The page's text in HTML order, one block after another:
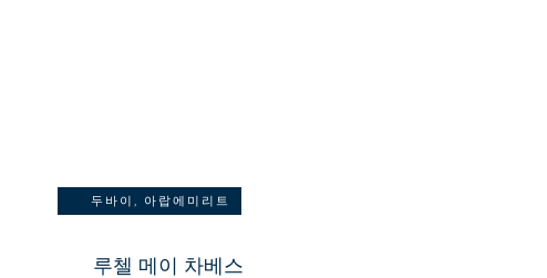
두바이, 아랍에미리트
루첼 메이 차베스